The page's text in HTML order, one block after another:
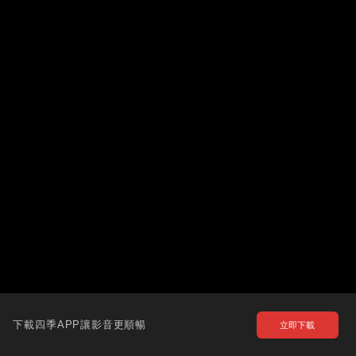
下載四季APP讓影音更順暢 立即下載